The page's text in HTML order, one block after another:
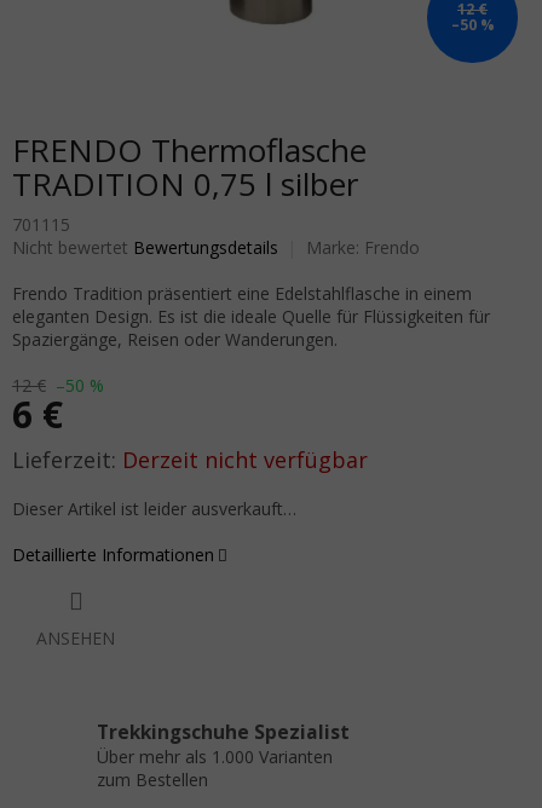
12 €
–50 %
FRENDO Thermoflasche
TRADITION 0,75 l silber
701115
Die durchschnittliche Produktbewertung ist 0,0 von 5 Sternen.
Nicht bewertet Bewertungsdetails Marke: Frendo
12 € –50 %
6 €
Verkaufspreis: Derzeit nicht verfügbar
Dieser Artikel ist leider ausverkauft…
Frendo Tradition präsentiert eine Edelstahlflasche in einem
eleganten Design. Es ist die ideale Quelle für Flüssigkeiten für
Spaziergänge, Reisen oder Wanderungen.
Detaillierte Informationen
ANSEHEN
Trekkingschuhe Spezialist
Über mehr als 1.000 Varianten
zum Bestellen